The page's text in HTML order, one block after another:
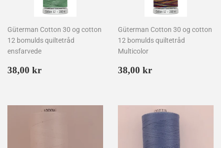
Güterman Cotton 30 og cotton
12 bomulds quiltetråd
ensfarvede
Normalpris
38,00 kr
Güterman Cotton 30 og cotton
12 bomulds quiltetråd
Multicolor
Normalpris
38,00 kr